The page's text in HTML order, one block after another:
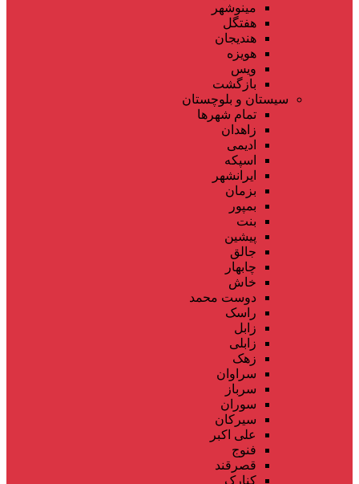
مینوشهر
هفتگل
هندیجان
هویزه
ویس
بازگشت
سیستان و بلوچستان
تمام شهر‌ها
زاهدان
ادیمی
اسپکه
ایرانشهر
بزمان
بمپور
بنت
پیشین
جالق
چابهار
خاش
دوست محمد
راسک
زابل
زابلی
زهک
سراوان
سرباز
سوران
سیرکان
علی اکبر
فنوج
قصرقند
کنارک